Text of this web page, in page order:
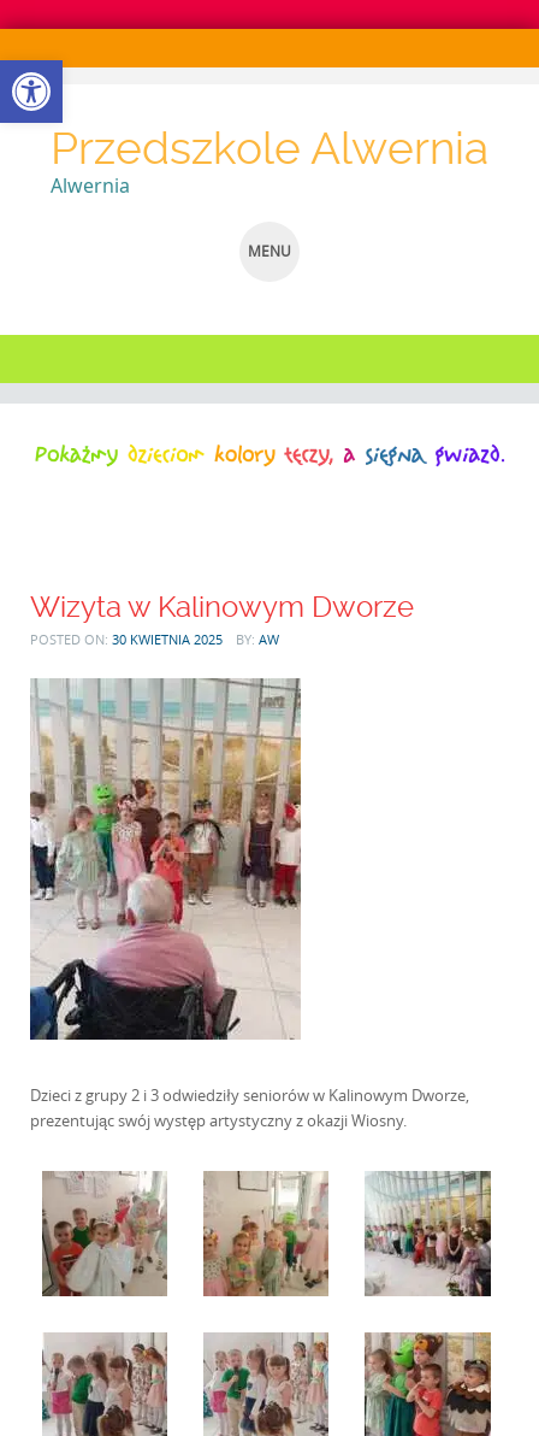
Otwórz pasek narzędzi
Przedszkole Alwernia
Alwernia
MENU
TO
Wizyta w Kalinowym Dworze
POSTED ON: 30 KWIETNIA 2025 BY: AW
Dzieci z grupy 2 i 3 odwiedziły seniorów w Kalinowym Dworze,
prezentując swój występ artystyczny z okazji Wiosny.